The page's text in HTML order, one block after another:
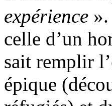
expérience
celle d’un
sait remplir
épique